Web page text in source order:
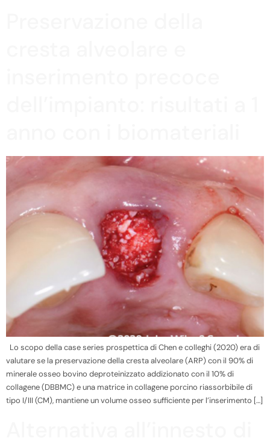
Lo scopo della case series prospettica di Chen e colleghi (2020) era di
valutare se la preservazione della cresta alveolare (ARP) con il 90% di
minerale osseo bovino deproteinizzato addizionato con il 10% di
collagene (DBBMC) e una matrice in collagene porcino riassorbibile di
tipo I/III (CM), mantiene un volume osseo sufficiente per l’inserimento […]